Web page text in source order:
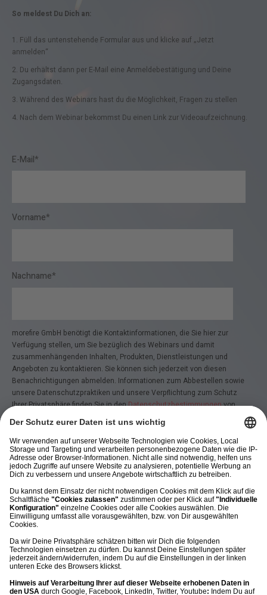
So meldest Du Dich an:
1. Füll das untenstehende Formular aus und klicke auf „Jetzt
anmelden“
2. Du erhältst dann per E-Mail eine Anmeldebestätigung und Deine
Zugangsdaten.
3. Während des Webinars hast du die Möglichkeit, Fragen zu stellen
4. Nach dem Webinar bekommst Du einen Link zur Videoaufzeichnung.
E-Mail*
Vorname*
Nachname*
morefire GmbH benötigt die Kontaktinformationen, die Sie hier zur
Verfügung stellen, um Sie bezüglich des Webinars und damit
zusammenhängenden Inhalten, Produkten, Dienstleistungen und
Angeboten zu kontaktieren. Sie können sich jederzeit von diesen
Benachrichtigungen abmelden. Informationen zum Abbestellen sowie
unsere Datenschutzpraktiken und unsere Verpflichtung zum Schutz
Ihrer Privatsphäre finden Sie in denDatenschutzbestimmungenvon